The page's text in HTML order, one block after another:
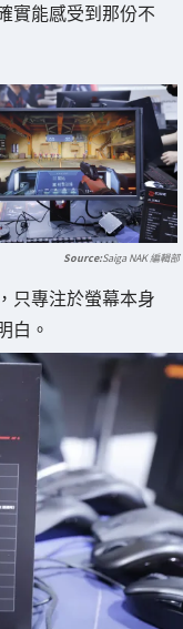
實能感受到那份不
Saiga NAK 編輯部
只專注於螢幕本身
白。